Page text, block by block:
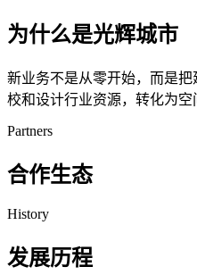
为什么是光辉城市
新业务不是从零开始，而是
校和设计行业资源，转化为空
Partners
合作生态
History
发展历程